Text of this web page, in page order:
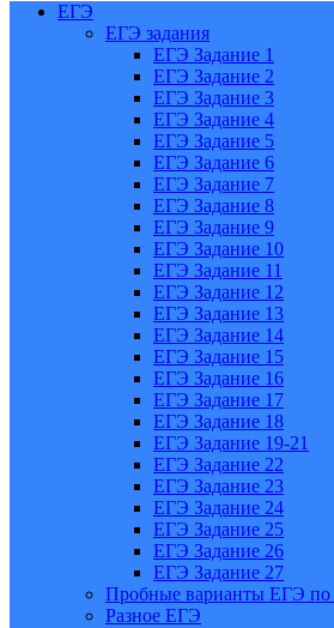
ЕГЭ
ЕГЭ задания
ЕГЭ Задание 1
ЕГЭ Задание 2
ЕГЭ Задание 3
ЕГЭ Задание 4
ЕГЭ Задание 5
ЕГЭ Задание 6
ЕГЭ Задание 7
ЕГЭ Задание 8
ЕГЭ Задание 9
ЕГЭ Задание 10
ЕГЭ Задание 11
ЕГЭ Задание 12
ЕГЭ Задание 13
ЕГЭ Задание 14
ЕГЭ Задание 15
ЕГЭ Задание 16
ЕГЭ Задание 17
ЕГЭ Задание 18
ЕГЭ Задание 19-21
ЕГЭ Задание 22
ЕГЭ Задание 23
ЕГЭ Задание 24
ЕГЭ Задание 25
ЕГЭ Задание 26
ЕГЭ Задание 27
Пробные варианты ЕГЭ по
Разное ЕГЭ